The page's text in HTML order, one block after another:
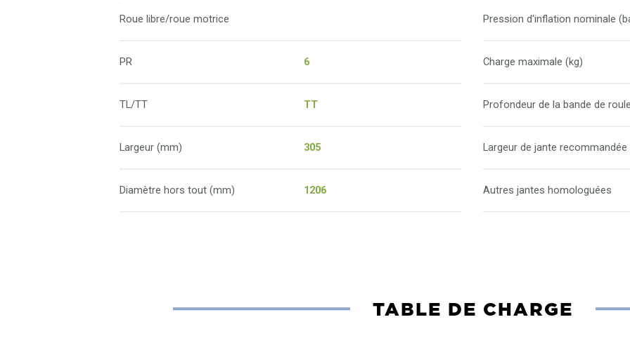
Roue libre/roue motrice
PR 6
TL/TT TT
Largeur (mm) 305
Diamètre hors tout (mm) 1206
Pression d'inflation nominale
Charge maximale (kg)
Profondeur de la bande de
Largeur de jante recommandée
Autres jantes homologuées
TABLE DE CHARGE